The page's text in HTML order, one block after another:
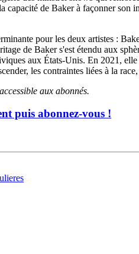
capacité de Baker à façonner
pour les deux artistes :
de Baker s'est étendu aux
aux États-Unis. En 2021,
les contraintes liées à la
aux abonnés.
puis abonnez-vous !